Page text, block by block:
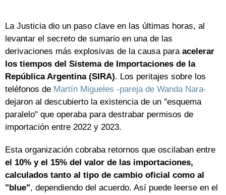
La Justicia dio un paso clave en las últimas horas, al
levantar el secreto de sumario en una de las
derivaciones más explosivas de la causa para acelerar
los tiempos del Sistema de Importaciones de la
República Argentina (SIRA). Los peritajes sobre los
teléfonos de Martín Migueles -pareja de Wanda Nara-
dejaron al descubierto la existencia de un "esquema
paralelo" que operaba para destrabar permisos de
importación entre 2022 y 2023.
Esta organización cobraba retornos que oscilaban entre
el 10% y el 15% del valor de las importaciones,
calculados tanto al tipo de cambio oficial como al
"blue", dependiendo del acuerdo. Así puede leerse en el